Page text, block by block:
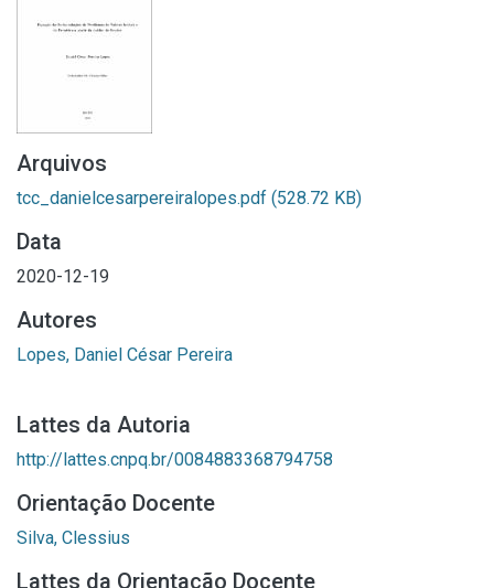
Arquivos
tcc_danielcesarpereiralopes.pdf (528.72 KB)
Data
2020-12-19
Autores
Lopes, Daniel César Pereira
Lattes da Autoria
http://lattes.cnpq.br/0084883368794758
Orientação Docente
Silva, Clessius
Lattes da Orientação Docente